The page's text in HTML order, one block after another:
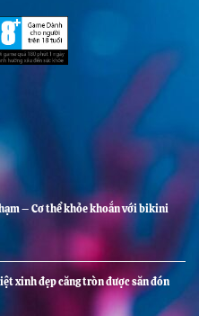
– Cơ thể khỏe khoắn với bikini
xinh đẹp căng tròn được săn đón